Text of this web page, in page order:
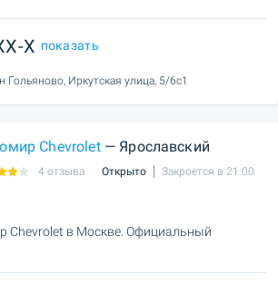
X показать
Гольяново, Иркутская улица, 5/6с1
Chevrolet— Ярославский
4 отзыва Открыто Закроется в 21:00
Chevrolet в Москве. Официальный